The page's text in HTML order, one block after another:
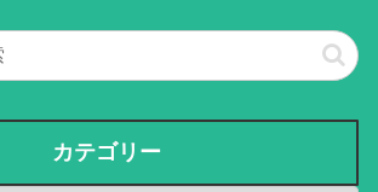
カテゴリー